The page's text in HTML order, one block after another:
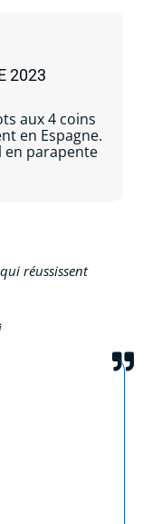
2023
aux 4 coins
en Espagne.
en parapente
réussissent